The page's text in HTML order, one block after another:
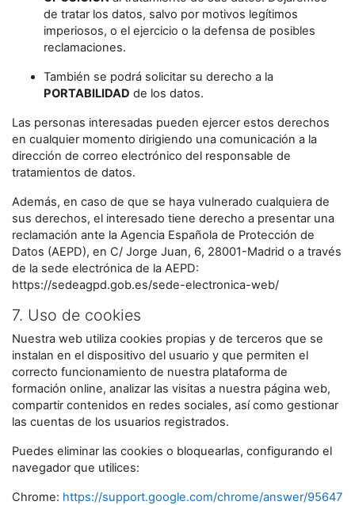
de tratar los datos, salvo por motivos legítimos
imperiosos, o el ejercicio o la defensa de posibles
reclamaciones.
También se podrá solicitar su derecho a la
PORTABILIDAD de los datos.
Las personas interesadas pueden ejercer estos derechos
en cualquier momento dirigiendo una comunicación a la
dirección de correo electrónico del responsable de
tratamientos de datos.
Además, en caso de que se haya vulnerado cualquiera de
sus derechos, el interesado tiene derecho a presentar una
reclamación ante la Agencia Española de Protección de
Datos (AEPD), en C/ Jorge Juan, 6, 28001-Madrid o a través
de la sede electrónica de la AEPD:
https://sedeagpd.gob.es/sede-electronica-web/
7. Uso de cookies
Nuestra web utiliza cookies propias y de terceros que se
instalan en el dispositivo del usuario y que permiten el
correcto funcionamiento de nuestra plataforma de
formación online, analizar las visitas a nuestra página web,
compartir contenidos en redes sociales, así como gestionar
las cuentas de los usuarios registrados.
Puedes eliminar las cookies o bloquearlas, configurando el
navegador que utilices:
Chrome: https://support.google.com/chrome/answer/95647